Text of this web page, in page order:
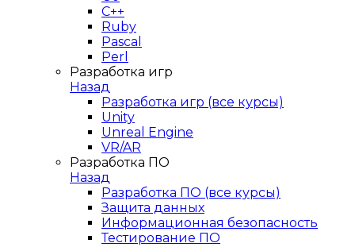
C++
Ruby
Pascal
Perl
Разработка игр
Назад
Разработка игр (все курсы)
Unity
Unreal Engine
VR/AR
Разработка ПО
Назад
Разработка ПО (все курсы)
Защита данных
Информационная безопасность
Тестирование ПО